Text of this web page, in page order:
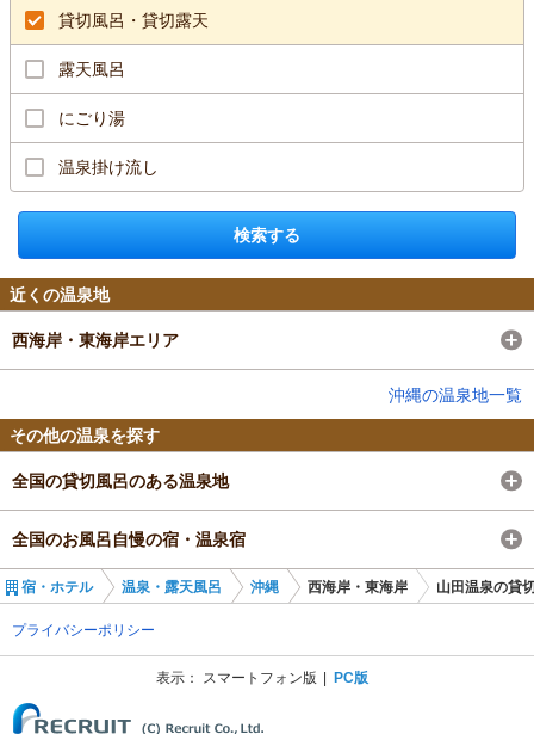
貸切風呂・貸切露天
露天風呂
にごり湯
温泉掛け流し
検索する
近くの温泉地
西海岸・東海岸エリア
沖縄の温泉地一覧
その他の温泉を探す
全国の貸切風呂のある温泉地
全国のお風呂自慢の宿・温泉宿
宿・ホテル 温泉・露天風呂 沖縄 西海岸・東海岸 山田温泉の貸
プライバシーポリシー
表示： スマートフォン版 PC版